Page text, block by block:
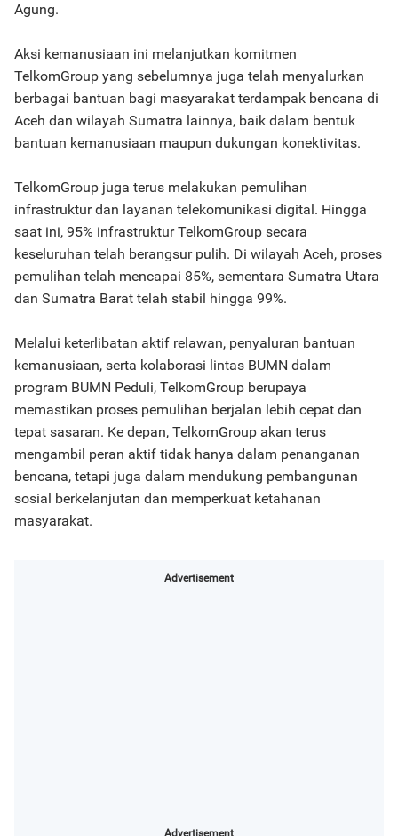
Agung.
Aksi kemanusiaan ini melanjutkan komitmen
TelkomGroup yang sebelumnya juga telah menyalurkan
berbagai bantuan bagi masyarakat terdampak bencana di
Aceh dan wilayah Sumatra lainnya, baik dalam bentuk
bantuan kemanusiaan maupun dukungan konektivitas.
TelkomGroup juga terus melakukan pemulihan
infrastruktur dan layanan telekomunikasi digital. Hingga
saat ini, 95% infrastruktur TelkomGroup secara
keseluruhan telah berangsur pulih. Di wilayah Aceh, proses
pemulihan telah mencapai 85%, sementara Sumatra Utara
dan Sumatra Barat telah stabil hingga 99%.
Melalui keterlibatan aktif relawan, penyaluran bantuan
kemanusiaan, serta kolaborasi lintas BUMN dalam
program BUMN Peduli, TelkomGroup berupaya
memastikan proses pemulihan berjalan lebih cepat dan
tepat sasaran. Ke depan, TelkomGroup akan terus
mengambil peran aktif tidak hanya dalam penanganan
bencana, tetapi juga dalam mendukung pembangunan
sosial berkelanjutan dan memperkuat ketahanan
masyarakat.
Advertisement
Advertisement